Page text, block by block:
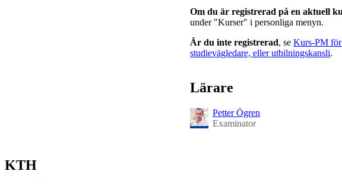
Om du är registrerad på en aktuell
under "Kurser" i personliga menyn.
Är du inte registrerad, se Kurs-PM
studievägledare, eller utbilningskansli.
Lärare
Petter Ögren
Examinator
KTH